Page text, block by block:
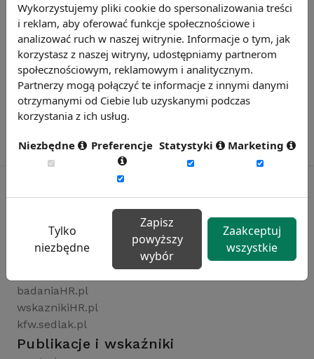
sedlak.pl
wynagrodzenia.pl
badaniaHR.pl
wskaznikiHR.pl
kfw.sedlak.pl
Publikacje i wskaźniki
Wykorzystujemy pliki cookie do spersonalizowania treści
i reklam, aby oferować funkcje społecznościowe i
analizować ruch w naszej witrynie. Informacje o tym, jak
korzystasz z naszej witryny, udostępniamy partnerom
społecznościowym, reklamowym i analitycznym.
Partnerzy mogą połączyć te informacje z innymi danymi
otrzymanymi od Ciebie lub uzyskanymi podczas
korzystania z ich usług.
Niezbędne Preferencje Statystyki Marketing
Tylko
niezbędne
Zapisz
powyższy
wybór
Zaakceptuj
wszystkie